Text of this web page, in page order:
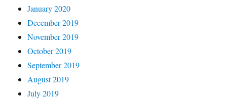
January 2020
December 2019
November 2019
October 2019
September 2019
August 2019
July 2019